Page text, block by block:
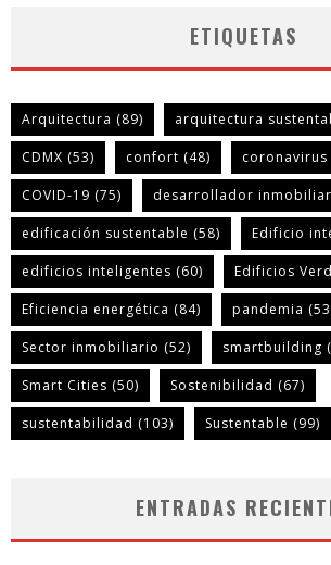
ETIQUETAS
Arquitectura (89) arquitectura
CDMX (53) confort (48) coronavirus
COVID-19 (75) desarrollador
edificación sustentable (58) Edificio
edificios inteligentes (60) Edificios
Eficiencia energética (84) pandemia
Sector inmobiliario (52) smartbuilding
Smart Cities (50) Sostenibilidad (67)
sustentabilidad (103) Sustentable (99)
ENTRADAS